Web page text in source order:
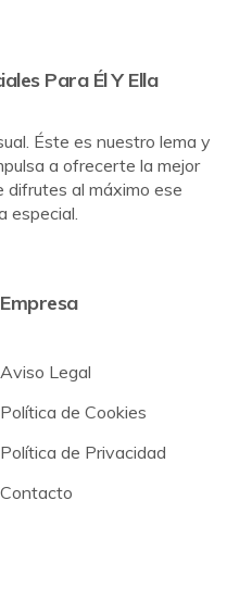
Para Él Y Ella
Éste es nuestro lema y
a ofrecerte la mejor
difrutes al máximo ese
especial.
Empresa
Aviso Legal
Política de Cookies
Política de Privacidad
Contacto